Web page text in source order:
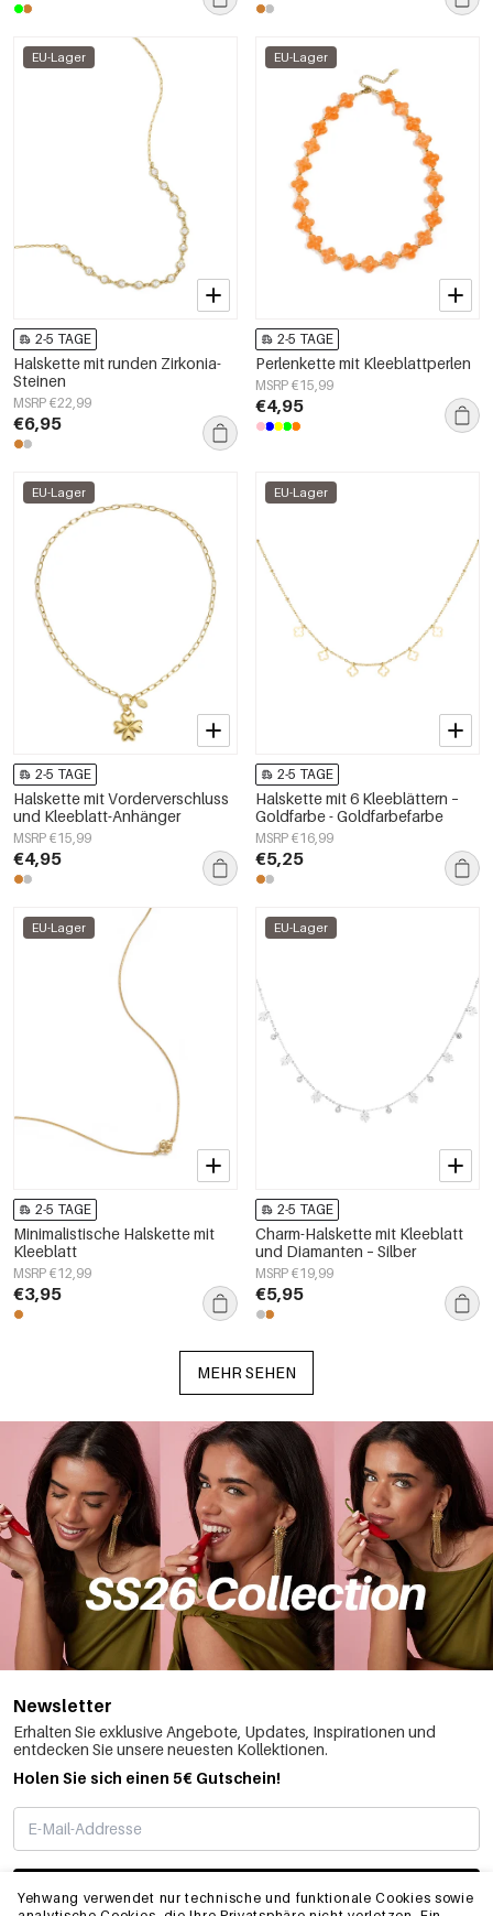
Yehwang verwendet nur technische und funktionale Cookies sowie
EU-Lager
2-5 TAGE
Halskette mit runden Zirkonia-
Steinen
MSRP €22,99
€6,95
EU-Lager
2-5 TAGE
Perlenkette mit Kleeblattperlen
MSRP €15,99
€4,95
EU-Lager
2-5 TAGE
Halskette mit Vorderverschluss
und Kleeblatt-Anhänger
MSRP €15,99
€4,95
EU-Lager
2-5 TAGE
Halskette mit 6 Kleeblättern –
Goldfarbe - Goldfarbefarbe
MSRP €16,99
€5,25
EU-Lager
2-5 TAGE
Minimalistische Halskette mit
Kleeblatt
MSRP €12,99
€3,95
EU-Lager
2-5 TAGE
Charm-Halskette mit Kleeblatt
und Diamanten – Silber
MSRP €19,99
€5,95
MEHR SEHEN
Newsletter
Erhalten Sie exklusive Angebote, Updates, Inspirationen und
entdecken Sie unsere neuesten Kollektionen.
Holen Sie sich einen 5€ Gutschein!
ABONNIEREN